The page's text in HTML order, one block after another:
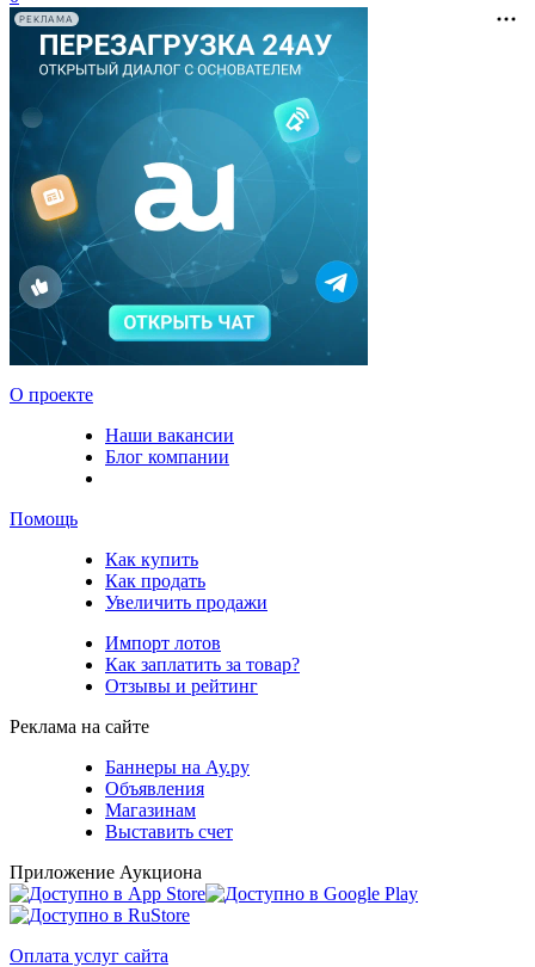
РЕКЛАМА
О проекте
Наши вакансии
Блог компании
Помощь
Как купить
Как продать
Увеличить продажи
Импорт лотов
Как заплатить за товар?
Отзывы и рейтинг
Реклама на сайте
Баннеры на Ау.ру
Объявления
Магазинам
Выставить счет
Приложение Аукциона
Оплата услуг сайта